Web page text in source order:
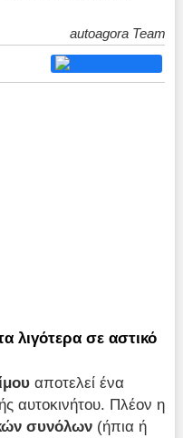
autoagora Team
λιγότερα σε αστικό
αποτελεί ένα
αυτοκινήτου. Πλέον η
συνόλων (ήπια ή